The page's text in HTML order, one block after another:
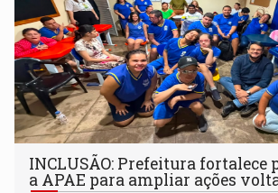
INCLUSÃO: Prefeitura fortalece
a APAE para ampliar ações